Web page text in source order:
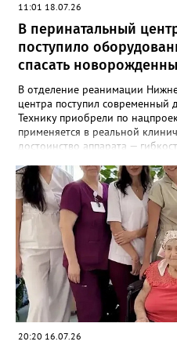
11:01 18.07.26
В перинатальный
поступило
спасать
В отделение реанимации
центра поступил
Технику приобрели по
применяется в реальной
достоинство аппарата —
разряда в зависимости от
особенно важно в
значение, а ошибка
оборудования.Это укрепление
жизни самых уязвимых
отделением реанимации
оснащение — это
появившихся на свет раньше
Работа по укреплению
20:20 16.07.26